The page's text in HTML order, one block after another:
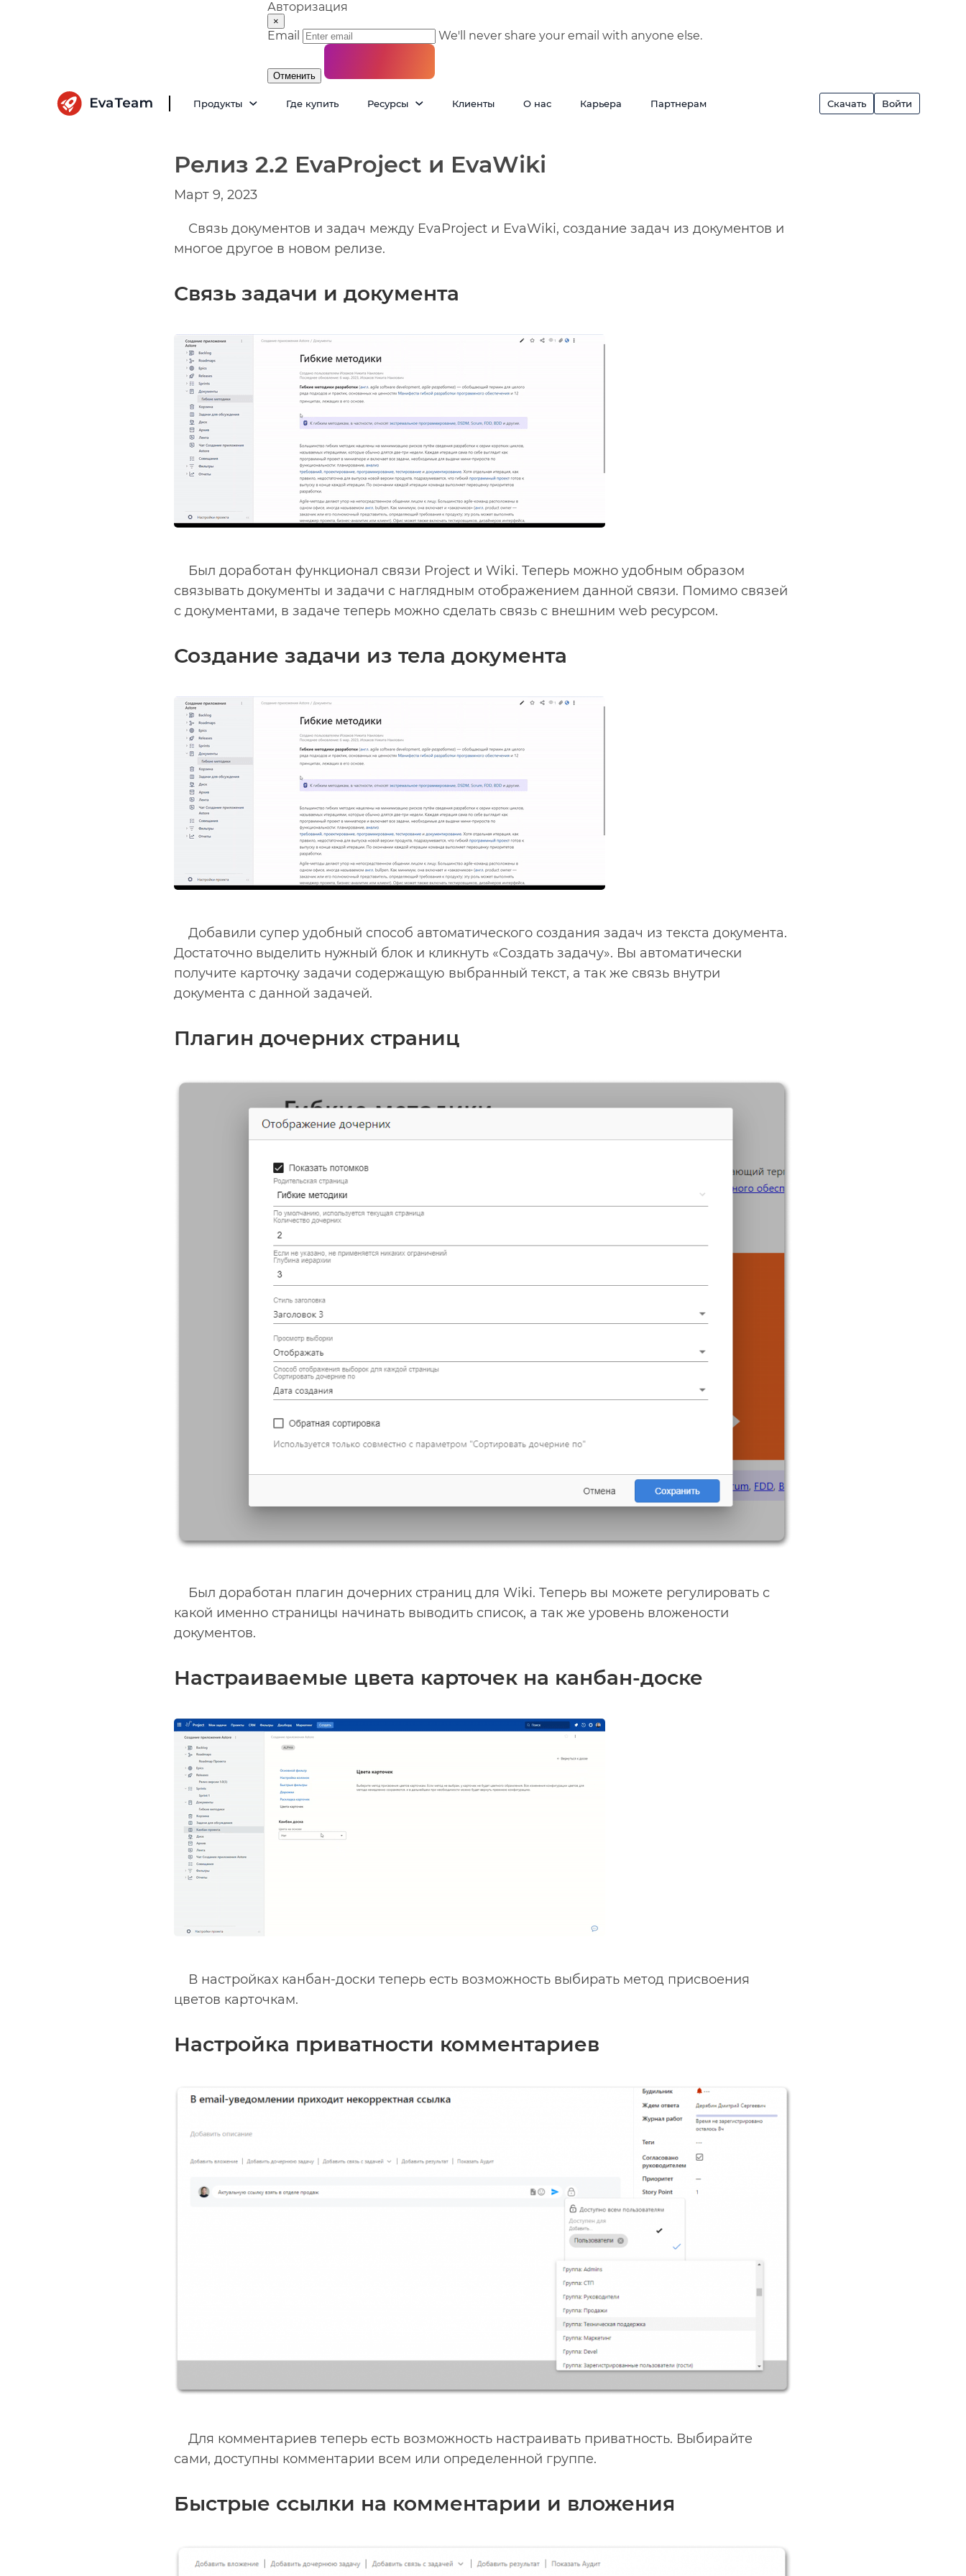
Авторизация
×
Email We'll never share your email with anyone else.
Отменить
Продукты Где купить Ресурсы Клиенты О нас Карьера Партнерам Скачать Войти
Релиз 2.2 EvaProject и EvaWiki
Март 9, 2023
Связь документов и задач между EvaProject и EvaWiki, создание задач из документов и
многое другое в новом релизе.
Связь задачи и документа
Был доработан функционал связи Project и Wiki. Теперь можно удобным образом
связывать документы и задачи с наглядным отображением данной связи. Помимо связей
с документами, в задаче теперь можно сделать связь с внешним web ресурсом.
Создание задачи из тела документа
Добавили супер удобный способ автоматического создания задач из текста документа.
Достаточно выделить нужный блок и кликнуть «Создать задачу». Вы автоматически
получите карточку задачи содержащую выбранный текст, а так же связь внутри
документа с данной задачей.
Плагин дочерних страниц
Был доработан плагин дочерних страниц для Wiki. Теперь вы можете регулировать с
какой именно страницы начинать выводить список, а так же уровень вложености
документов.
Настраиваемые цвета карточек на канбан-доске
В настройках канбан-доски теперь есть возможность выбирать метод присвоения
цветов карточкам.
Настройка приватности комментариев
Для комментариев теперь есть возможность настраивать приватность. Выбирайте
сами, доступны комментарии всем или определенной группе.
Быстрые ссылки на комментарии и вложения